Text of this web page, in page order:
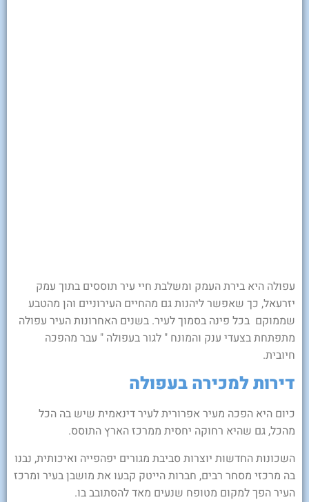
עפולה היא בירת העמק ומשלבת חיי עיר תוססים בתוך עמק
יזרעאל, כך שאפשר ליהנות גם מהחיים העירוניים והן מהטבע
שממוקם בכל פינה בסמוך לעיר. בשנים האחרונות העיר עפולה
מתפתחת בצעדי ענק והמונח " לגור בעפולה " עבר מהפכה
חיובית.
דירות למכירה בעפולה
כיום היא הפכה מעיר אפרורית לעיר דינאמית שיש בה הכל
מהכל, גם שהיא רחוקה יחסית ממרכז הארץ התוסס.
השכונות החדשות יוצרות סביבת מגורים יפהפייה ואיכותית, נבנו
בה מרכזי מסחר רבים, חברות הייטק קבעו את מושבן בעיר ומרכז
העיר הפך למקום מטופח שנעים מאד להסתובב בו.